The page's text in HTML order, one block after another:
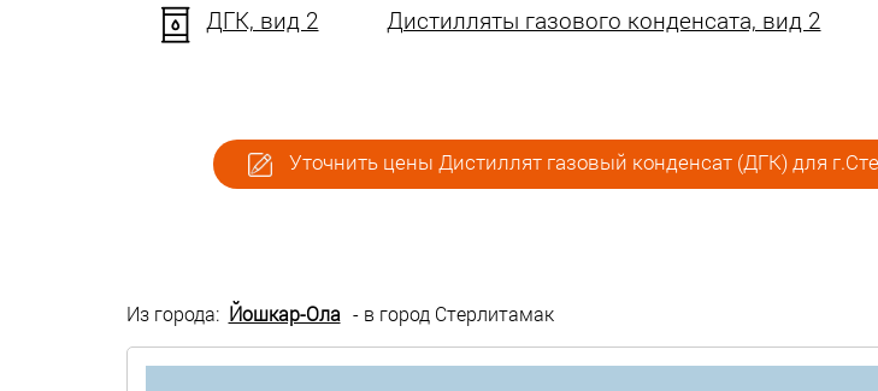
ДГК, вид 2 Дистилляты газового конденсата, вид 2
Уточнить цены Дистиллят газовый конденсат (ДГК) для
Из города: Йошкар-Ола - в город Стерлитамак